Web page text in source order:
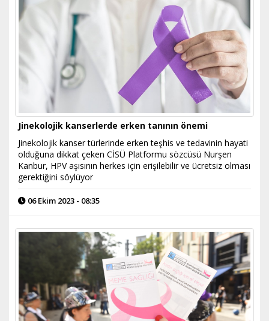
Jinekolojik kanserlerde erken tanının önemi
Jinekolojik kanser türlerinde erken teşhis ve tedavinin hayati
olduğuna dikkat çeken CİSÜ Platformu sözcüsü Nurşen
Kanbur, HPV aşısının herkes için erişilebilir ve ücretsiz olması
gerektiğini söylüyor
06 Ekim 2023 - 08:35